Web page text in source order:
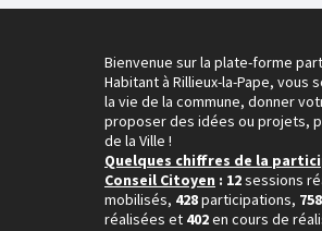
Bienvenue sur la plate-forme
Habitant à Rillieux-la-Pape, vous
la vie de la commune, donner
proposer des idées ou projets,
de la Ville !
Quelques chiffres de la
Conseil Citoyen : 12sessions
mobilisés, 428participations, 758
réalisées et 402en cours de